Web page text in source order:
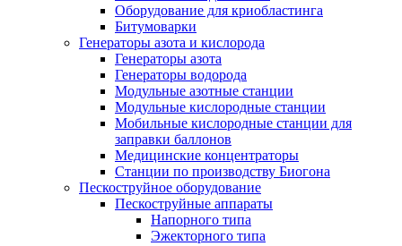
Оборудование для криобластинга
Битумоварки
Генераторы азота и кислорода
Генераторы азота
Генераторы водорода
Модульные азотные станции
Модульные кислородные станции
Мобильные кислородные станции для
заправки баллонов
Медицинские концентраторы
Станции по производству Биогона
Пескоструйное оборудование
Пескоструйные аппараты
Напорного типа
Эжекторного типа